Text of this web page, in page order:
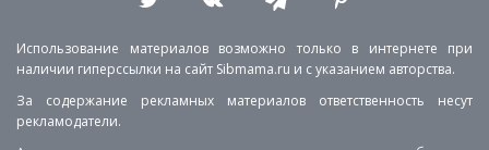
Использование материалов возможно только в интернете при
наличии гиперссылки на сайт Sibmama.ru и с указанием авторства.
За содержание рекламных материалов ответственность несут
рекламодатели.